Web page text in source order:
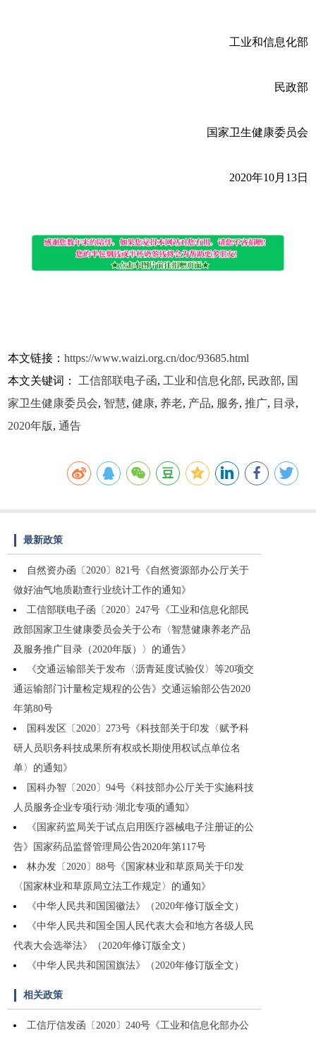
工业和信息化部
民政部
国家卫生健康委员会
2020年10月13日
本文链接：https://www.waizi.org.cn/doc/93685.html
本文关键词：工信部联电子函,工业和信息化部, 民政部, 国
家卫生健康委员会, 智慧,健康, 养老, 产品, 服务,推广, 目录,
2020年版,通告
最新政策
自然资办函〔2020〕821号《自然资源部办公厅关于
做好油气地质勘查行业统计工作的通知》
工信部联电子函〔2020〕247号《工业和信息化部民
政部国家卫生健康委员会关于公布〈智慧健康养老产品
及服务推广目录（2020年版）〉的通告》
《交通运输部关于发布〈沥青延度试验仪〉等20项交
通运输部门计量检定规程的公告》交通运输部公告2020
年第80号
国科发区〔2020〕273号《科技部关于印发〈赋予科
研人员职务科技成果所有权或长期使用权试点单位名
单〉的通知》
国科办智〔2020〕94号《科技部办公厅关于实施科技
人员服务企业专项行动·湖北专项的通知》
《国家药监局关于试点启用医疗器械电子注册证的公
告》国家药品监督管理局公告2020年第117号
林办发〔2020〕88号《国家林业和草原局关于印发
〈国家林业和草原局立法工作规定〉的通知》
《中华人民共和国国徽法》（2020年修订版全文）
《中华人民共和国全国人民代表大会和地方各级人民
代表大会选举法》（2020年修订版全文）
《中华人民共和国国旗法》（2020年修订版全文）
相关政策
工信厅信发函〔2020〕240号《工业和信息化部办公